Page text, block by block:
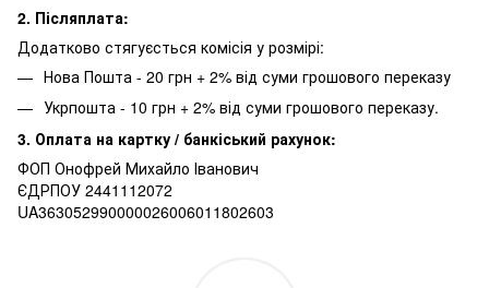
2. Післяплата:
Додатково стягуєсться комісія у розмірі:
Нова Пошта - 20 грн + 2% від суми грошового переказу
Укрпошта - 10 грн + 2% від суми грошового переказу.
3. Оплата на картку / банкіський рахунок:
ФОП Онофрей Михайло Іванович
ЄДРПОУ 2441112072
UA363052990000026006011802603